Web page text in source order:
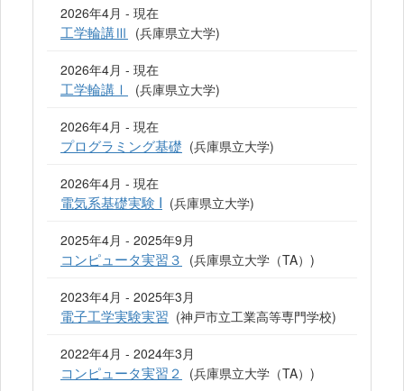
2026年4月 - 現在
工学輪講Ⅲ (兵庫県立大学)
2026年4月 - 現在
工学輪講Ⅰ (兵庫県立大学)
2026年4月 - 現在
プログラミング基礎 (兵庫県立大学)
2026年4月 - 現在
電気系基礎実験 I (兵庫県立大学)
2025年4月 - 2025年9月
コンピュータ実習３ (兵庫県立大学（TA）)
2023年4月 - 2025年3月
電子工学実験実習 (神戸市立工業高等専門学校)
2022年4月 - 2024年3月
コンピュータ実習２ (兵庫県立大学（TA）)